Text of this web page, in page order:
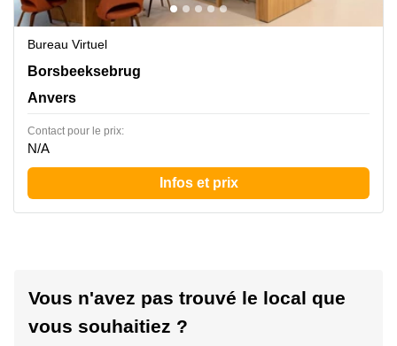
Bureau Virtuel
Borsbeeksebrug 34, Anvers
Borsbeeksebrug
Anvers
Contact pour le prix:
N/A
Infos et prix
Vous n'avez pas trouvé le local que
vous souhaitiez ?